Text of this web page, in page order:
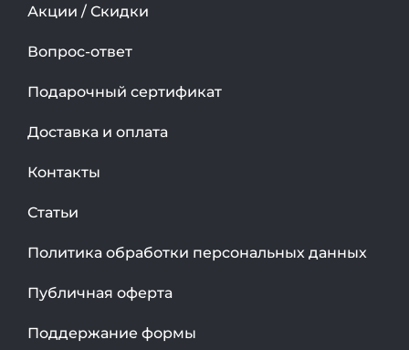
Акции / Скидки
Вопрос-ответ
Подарочный сертификат
Доставка и оплата
Контакты
Статьи
Политика обработки персональных данных
Публичная оферта
Поддержание формы